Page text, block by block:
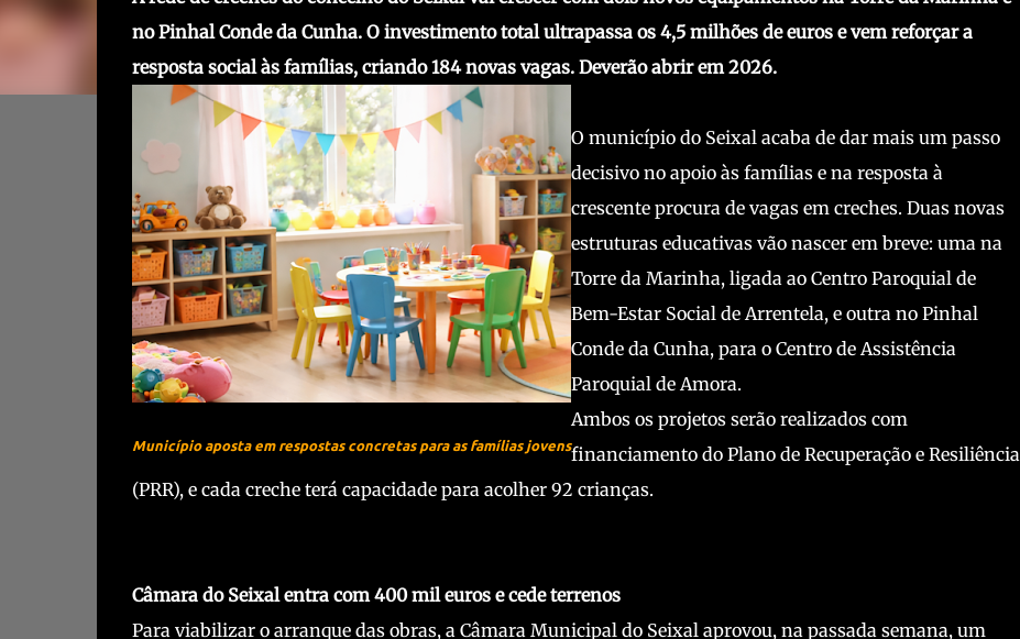
no Pinhal Conde da Cunha. O investimento total ultrapassa os 4,5 milhões de euros e vem reforçar a
resposta social às famílias, criando 184 novas vagas. Deverão abrir em 2026.
Município aposta em respostas concretas para as famílias jovens
O município do Seixal acaba de dar mais um passo
decisivo no apoio às famílias e na resposta à
crescente procura de vagas em creches. Duas novas
estruturas educativas vão nascer em breve: uma na
Torre da Marinha, ligada ao Centro Paroquial de
Bem-Estar Social de Arrentela, e outra no Pinhal
Conde da Cunha, para o Centro de Assistência
Paroquial de Amora.
Ambos os projetos serão realizados com
financiamento do Plano de Recuperação e Resiliência
(PRR), e cada creche terá capacidade para acolher 92 crianças.
Câmara do Seixal entra com 400 mil euros e cede terrenos
Para viabilizar o arranque das obras, a Câmara Municipal do Seixal aprovou, na passada semana, um